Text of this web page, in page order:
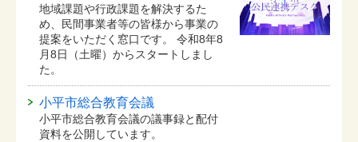
地域課題や行政課題を解決するた
め、民間事業者等の皆様から事業の
提案をいただく窓口です。 令和8年8
月8日（土曜）からスタートしまし
た。
小平市総合教育会議
小平市総合教育会議の議事録と配付
資料を公開しています。